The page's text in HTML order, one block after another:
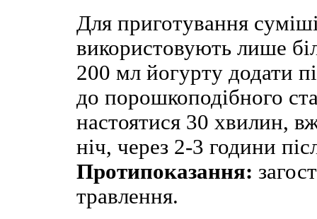
Для приготування
використовують лише
200 мл йогурту додати
до порошкоподібного
настоятися 30 хвилин,
ніч, через 2-3 години
Протипоказання:
травлення.